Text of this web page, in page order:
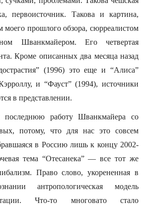
первоисточник. Такова и картина,
моего прошлого обзора, сюрреалистом
Шванкмайером. Его четвертая
Кроме описанных два месяца назад
(1996) это еще и “Алиса”
и “Фауст” (1994), источники
в представлении.
работу Шванкмайера со
потому, что для нас это совсем
в Россию лишь к концу 2002-
тема “Отесанека” — все тот же
Право слово, укорененная в
антропологическая модель
Что-то многовато стало